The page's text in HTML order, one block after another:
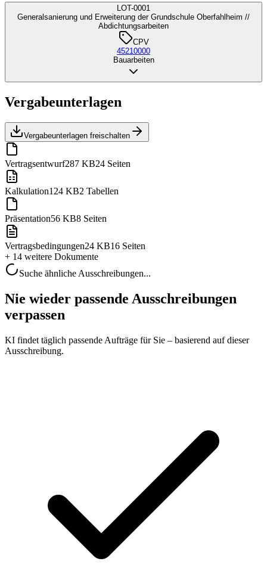
LOT-0001
Generalsanierung und Erweiterung der Grundschule Oberfahlheim //
Abdichtungsarbeiten
CPV
45210000
Bauarbeiten
Vergabeunterlagen
Vergabeunterlagen freischalten
Vertragsentwurf287 KB24 Seiten
Kalkulation124 KB2 Tabellen
Präsentation56 KB8 Seiten
Vertragsbedingungen24 KB16 Seiten
+ 14 weitere Dokumente
Suche ähnliche Ausschreibungen...
Nie wieder passende Ausschreibungen
verpassen
KI findet täglich passende Aufträge für Sie – basierend auf dieser
Ausschreibung.